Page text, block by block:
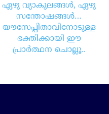
ഏഴു വ്യാകുലങ്ങള്‍, ഏഴു
സന്തോഷങ്ങള്‍…
യൗസേപ്പിതാവിനോടുള്ള
ഭക്തിക്കായി ഈ
പ്രാര്‍ത്ഥന ചൊല്ലൂ..